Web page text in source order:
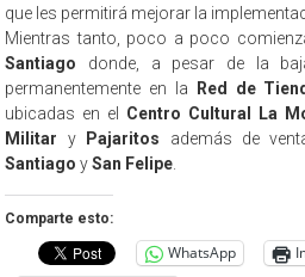
que les permitirá mejorar la
Mientras tanto, poco a poco
Santiago donde, a pesar de la
permanentemente en la
Red de
ubicadas en el Centro Cultural La
Militar y Pajaritos además de
Santiago ySan Felipe
Comparte esto:
WhatsApp